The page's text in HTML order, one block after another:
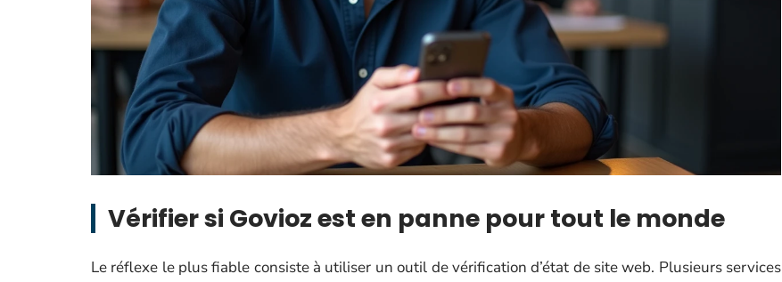
Vérifier si Govioz est en panne pour tout le monde
Le réflexe le plus fiable consiste à utiliser un outil de vérification d’état de site web. Plusieurs services